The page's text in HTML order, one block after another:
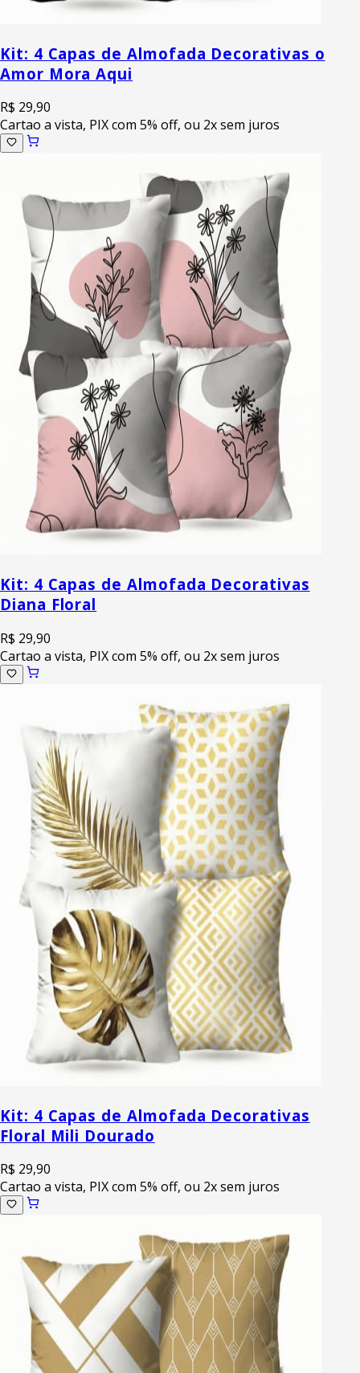
Kit: 4 Capas de Almofada Decorativas o
Amor Mora Aqui
R$ 29,90
Cartao a vista, PIX com 5% off, ou 2x sem juros
Kit: 4 Capas de Almofada Decorativas
Diana Floral
R$ 29,90
Cartao a vista, PIX com 5% off, ou 2x sem juros
Kit: 4 Capas de Almofada Decorativas
Floral Mili Dourado
R$ 29,90
Cartao a vista, PIX com 5% off, ou 2x sem juros